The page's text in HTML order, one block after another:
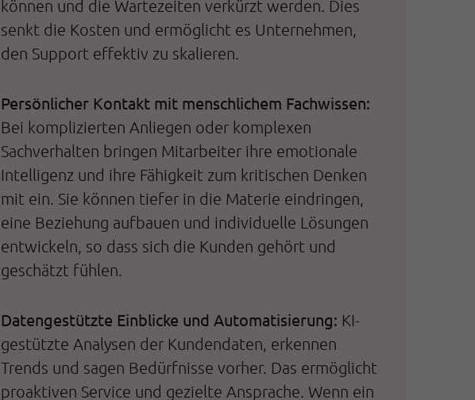
können und die Wartezeiten verkürzt werden. Dies
senkt die Kosten und ermöglicht es Unternehmen,
den Support effektiv zu skalieren.
Persönlicher Kontakt mit menschlichem Fachwissen:
Bei komplizierten Anliegen oder komplexen
Sachverhalten bringen Mitarbeiter ihre emotionale
Intelligenz und ihre Fähigkeit zum kritischen Denken
mit ein. Sie können tiefer in die Materie eindringen,
eine Beziehung aufbauen und individuelle Lösungen
entwickeln, so dass sich die Kunden gehört und
geschätzt fühlen.
Datengestützte Einblicke und Automatisierung: KI-
gestützte Analysen der Kundendaten, erkennen
Trends und sagen Bedürfnisse vorher. Das ermöglicht
proaktiven Service und gezielte Ansprache. Wenn ein